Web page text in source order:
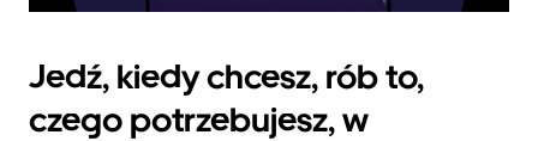
Jedź, kiedy chcesz, rób to,
czego potrzebujesz, w